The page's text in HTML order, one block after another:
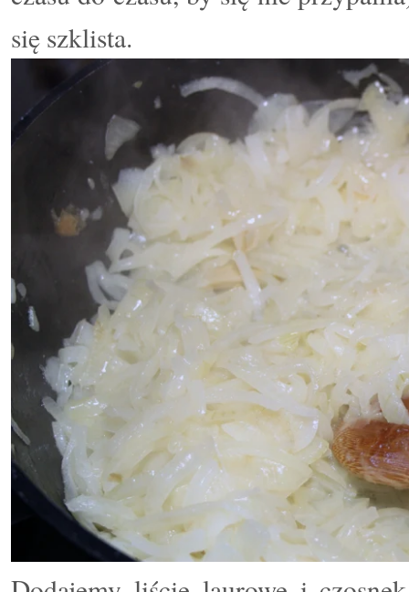
się szklista.